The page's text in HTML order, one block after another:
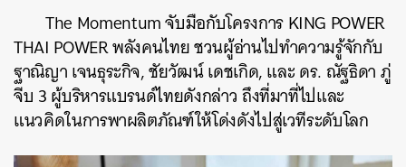
The Momentum จับมือกับโครงการ KING POWER
THAI POWER พลังคนไทย ชวนผู้อ่านไปทำความรู้จักกับ
ฐาณิญา เจนธุระกิจ, ชัยวัฒน์ เดชเกิด, และ ดร. ณัฐธิดา ภู่
จีบ 3 ผู้บริหารแบรนด์ไทยดังกล่าว ถึงที่มาที่ไปและ
แนวคิดในการพาผลิตภัณฑ์ให้โด่งดังไปสู่เวทีระดับโลก